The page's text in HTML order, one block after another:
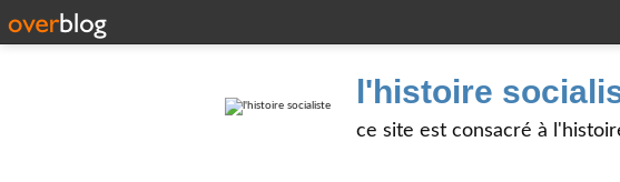
l'histoire
ce site est consacré à